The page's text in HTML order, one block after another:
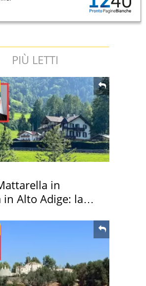
PIÙ LETTI
in
in Alto Adige: la